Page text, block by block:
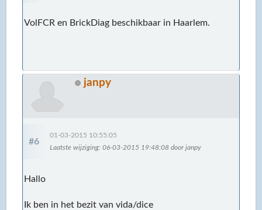
VolFCR en BrickDiag beschikbaar in Haarlem.
janpy
#6
01-03-2015 10:55:05
Laatste wijziging: 06-03-2015 19:48:08 door janpy
Hallo
Ik ben in het bezit van vida/dice